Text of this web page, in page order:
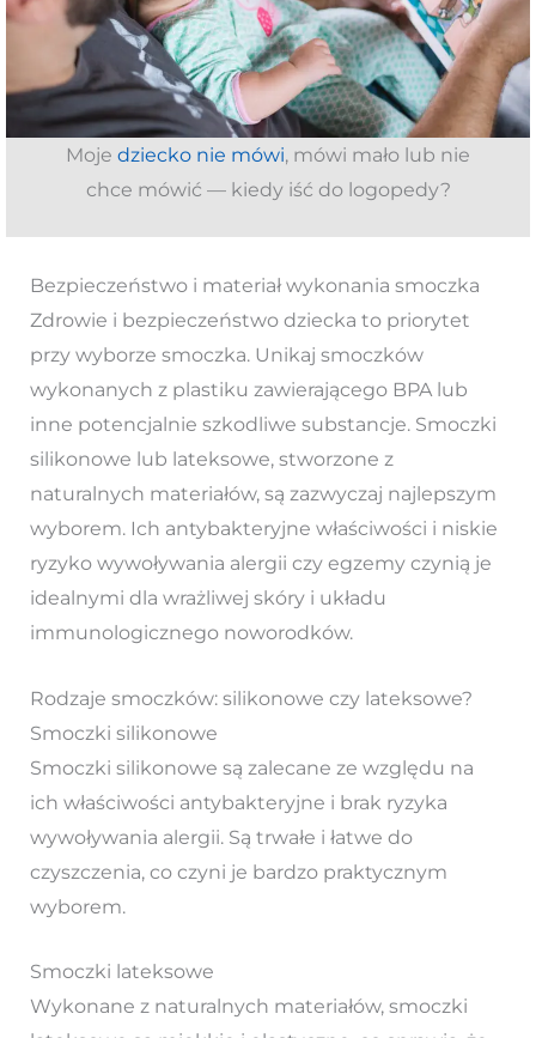
Moje dziecko nie mówi, mówi mało lub nie
chce mówić — kiedy iść do logopedy?
Bezpieczeństwo i materiał wykonania smoczka
Zdrowie i bezpieczeństwo dziecka to priorytet
przy wyborze smoczka. Unikaj smoczków
wykonanych z plastiku zawierającego BPA lub
inne potencjalnie szkodliwe substancje. Smoczki
silikonowe lub lateksowe, stworzone z
naturalnych materiałów, są zazwyczaj najlepszym
wyborem. Ich antybakteryjne właściwości i niskie
ryzyko wywoływania alergii czy egzemy czynią je
idealnymi dla wrażliwej skóry i układu
immunologicznego noworodków.
Rodzaje smoczków: silikonowe czy lateksowe?
Smoczki silikonowe
Smoczki silikonowe są zalecane ze względu na
ich właściwości antybakteryjne i brak ryzyka
wywoływania alergii. Są trwałe i łatwe do
czyszczenia, co czyni je bardzo praktycznym
wyborem.
Smoczki lateksowe
Wykonane z naturalnych materiałów, smoczki